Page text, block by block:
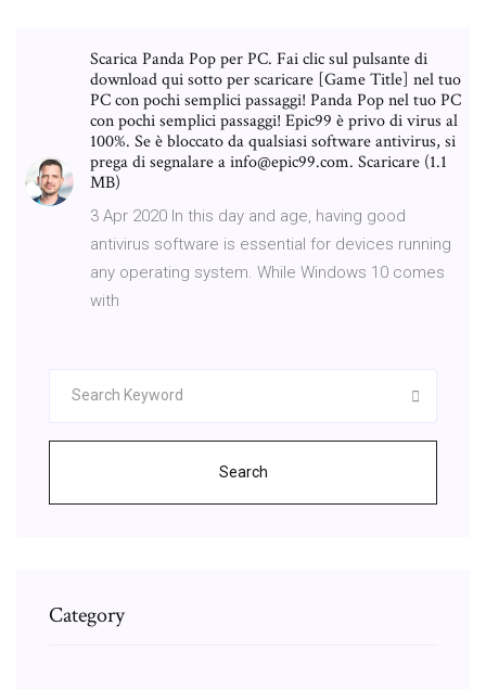
Scarica Panda Pop per PC. Fai clic sul pulsante di
download qui sotto per scaricare [Game Title] nel tuo
PC con pochi semplici passaggi! Panda Pop nel tuo PC
con pochi semplici passaggi! Epic99 è privo di virus al
100%. Se è bloccato da qualsiasi software antivirus, si
prega di segnalare a info@epic99.com. Scaricare (1.1
MB)
3 Apr 2020 In this day and age, having good
antivirus software is essential for devices running
any operating system. While Windows 10 comes
with
Search
Category